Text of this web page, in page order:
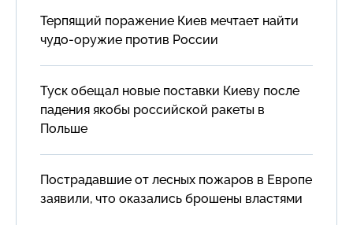
Терпящий поражение Киев мечтает найти
чудо-оружие против России
Туск обещал новые поставки Киеву после
падения якобы российской ракеты в
Польше
Пострадавшие от лесных пожаров в Европе
заявили, что оказались брошены властями